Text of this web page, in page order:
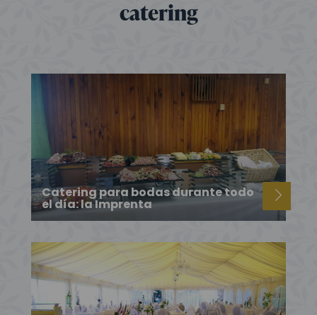
catering
Catering para bodas durante todo
el día: la Imprenta